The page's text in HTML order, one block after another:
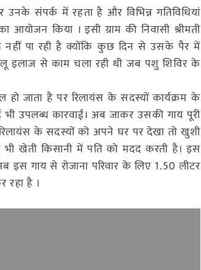
उनके संपर्क में रहता है और विभिन्न गतिविधियां
किया । इसी ग्राम की निवासी श्रीमती
पा रही है क्योंकि कुछ दिन से उसके पैर में
इलाज से काम चला रही थी जब पशु शिविर के
हो जाता है पर रिलायंस के सदस्यों कार्यक्रम के
उपलब्ध कारवाई। अब जाकर उसकी गाय पूरी
के सदस्यों को अपने घर पर देखा तो खुशी
खेती किसानी में पति को मदद करती है। इस
गाय से रोजाना परिवार के लिए 1.50 लीटर
रहा है ।